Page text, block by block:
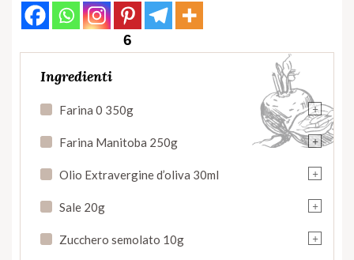
6
Ingredienti
+
Farina 0 350g
+
Farina Manitoba 250g
+
Olio Extravergine d’oliva 30ml
+
Sale 20g
+
Zucchero semolato 10g